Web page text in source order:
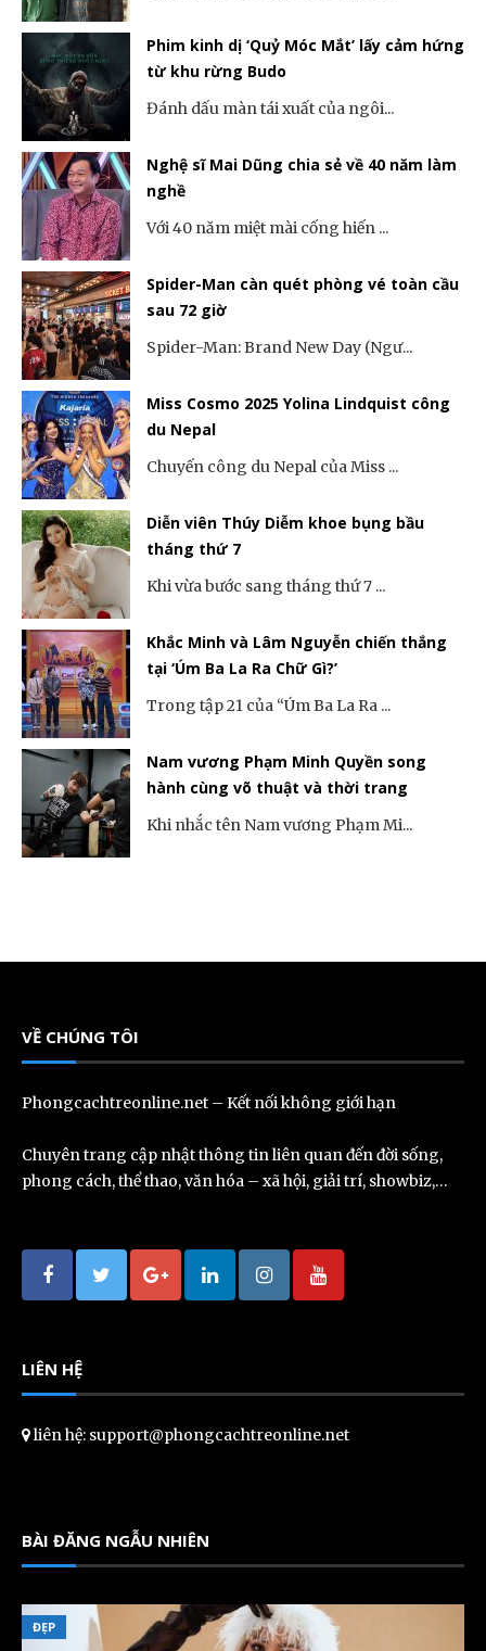
Phim kinh dị ‘Quỷ Móc Mắt’ lấy cảm hứng
từ khu rừng Budo
Đánh dấu màn tái xuất của ngôi...
Nghệ sĩ Mai Dũng chia sẻ về 40 năm làm
nghề
Với 40 năm miệt mài cống hiến ...
Spider-Man càn quét phòng vé toàn cầu
sau 72 giờ
Spider-Man: Brand New Day (Ngư...
Miss Cosmo 2025 Yolina Lindquist công
du Nepal
Chuyến công du Nepal của Miss ...
Diễn viên Thúy Diễm khoe bụng bầu
tháng thứ 7
Khi vừa bước sang tháng thứ 7 ...
Khắc Minh và Lâm Nguyễn chiến thắng
tại ‘Úm Ba La Ra Chữ Gì?’
Trong tập 21 của “Úm Ba La Ra ...
Nam vương Phạm Minh Quyền song
hành cùng võ thuật và thời trang
Khi nhắc tên Nam vương Phạm Mi...
VỀ CHÚNG TÔI
Phongcachtreonline.net – Kết nối không giới hạn
Chuyên trang cập nhật thông tin liên quan đến đời sống,
phong cách, thể thao, văn hóa – xã hội, giải trí, showbiz,…
LIÊN HỆ
liên hệ: support@phongcachtreonline.net
BÀI ĐĂNG NGẪU NHIÊN
ĐẸP